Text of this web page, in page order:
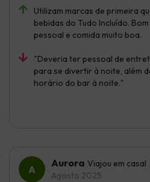
Utilizam marcas de primeira
bebidas do Tudo Incluído.
pessoal e comida muito boa.
"Deveria ter pessoal de
para se divertir à noite, além
horário do bar à noite."
Aurora Viajou em casal
Agosto 2025